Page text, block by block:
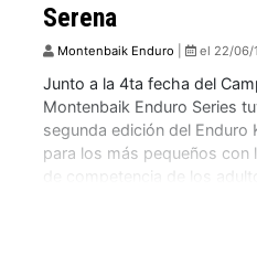
Serena
Montenbaik Enduro el 22/06/
Junto a la 4ta fecha del
Montenbaik Enduro Series
segunda edición del Enduro
para los más pequeños con
de competencia de los